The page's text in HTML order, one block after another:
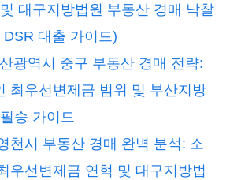
대구지방법원 부동산 경매 낙찰
DSR 대출 가이드)
광역시 중구 부동산 경매 전략:
최우선변제금 범위 및 부산지방
승 가이드
천시 부동산 경매 완벽 분석: 소
우선변제금 연혁 및 대구지방법